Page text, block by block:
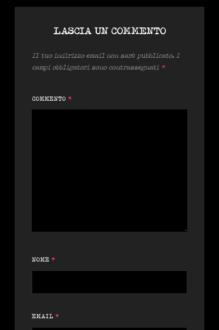
LASCIA UN COMMENTO
Il tuo indirizzo email non sarà pubblicato. I
campi obbligatori sono contrassegnati *
COMMENTO *
NOME *
EMAIL *